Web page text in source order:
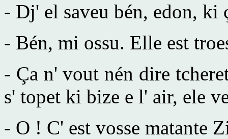
- Dj' el saveu bén, edon, ki
- Bén, mi ossu. Elle est
- Ça n' vout nén dire
s' topet ki bize e l' air, ele
- O ! C' est vosse matante